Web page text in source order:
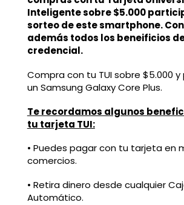
Inteligente sobre $5.000
sorteo de este smartphone.
además todos los beneificios
credencial.
Compra con tu TUI sobre $5.000
un Samsung Galaxy Core Plus.
Te recordamos algunos
tu tarjeta TUI:
• Puedes pagar con tu tarjeta en
comercios.
• Retira dinero desde cualquier
Automático.